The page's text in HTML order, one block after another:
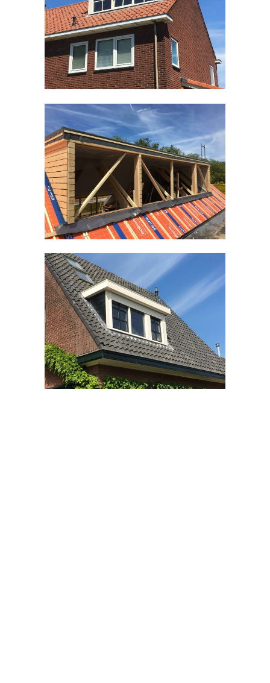
Dakkapel Malden
Timmerwerken divers
Kozijnen divers